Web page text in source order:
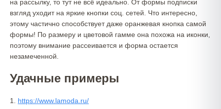
на рассылку, то тут не всё идеально. От формы подписки
взгляд уходит на яркие кнопки соц. сетей. Что интересно,
этому частично способствует даже оранжевая кнопка самой
формы! По размеру и цветовой гамме она похожа на иконки,
поэтому внимание рассеивается и форма остается
незамеченной.
Удачные примеры
1. https://www.lamoda.ru/